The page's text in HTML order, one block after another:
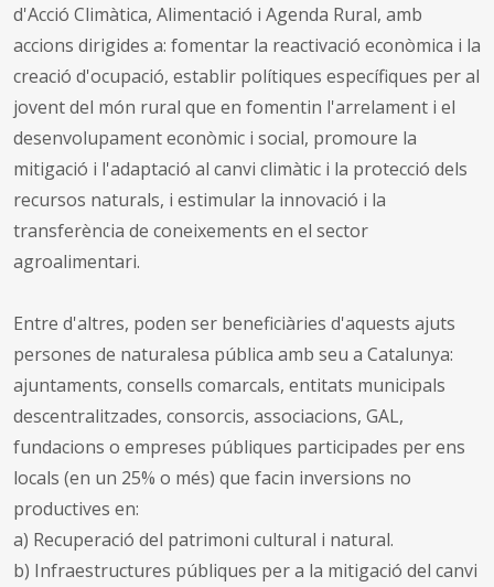
d'Acció Climàtica, Alimentació i Agenda Rural, amb
accions dirigides a: fomentar la reactivació econòmica i la
creació d'ocupació, establir polítiques específiques per al
jovent del món rural que en fomentin l'arrelament i el
desenvolupament econòmic i social, promoure la
mitigació i l'adaptació al canvi climàtic i la protecció dels
recursos naturals, i estimular la innovació i la
transferència de coneixements en el sector
agroalimentari.
Entre d'altres, poden ser beneficiàries d'aquests ajuts
persones de naturalesa pública amb seu a Catalunya:
ajuntaments, consells comarcals, entitats municipals
descentralitzades, consorcis, associacions, GAL,
fundacions o empreses públiques participades per ens
locals (en un 25% o més) que facin inversions no
productives en:
a) Recuperació del patrimoni cultural i natural.
b) Infraestructures públiques per a la mitigació del canvi